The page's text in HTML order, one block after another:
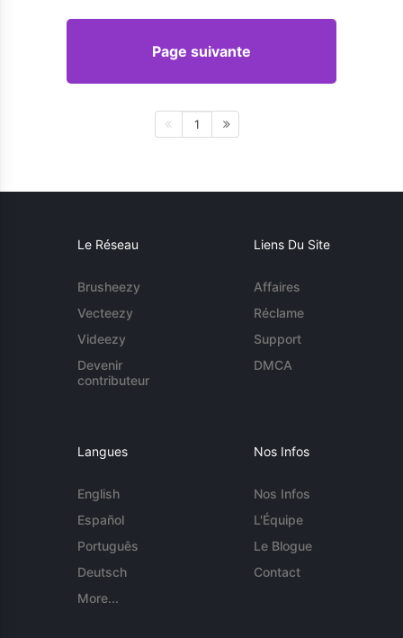
Page suivante
1
Le Réseau
Brusheezy
Vecteezy
Videezy
Devenir
contributeur
Liens Du Site
Affaires
Réclame
Support
DMCA
Langues
English
Español
Português
Deutsch
More...
Nos Infos
Nos Infos
L'Équipe
Le Blogue
Contact